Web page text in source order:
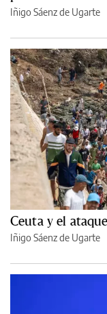
Iñigo Sáenz de Ugarte
Ceuta y el
Iñigo Sáenz de Ugarte